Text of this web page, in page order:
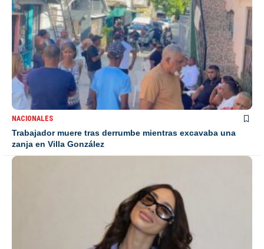
NACIONALES
Trabajador muere tras derrumbe mientras excavaba una
zanja en Villa González